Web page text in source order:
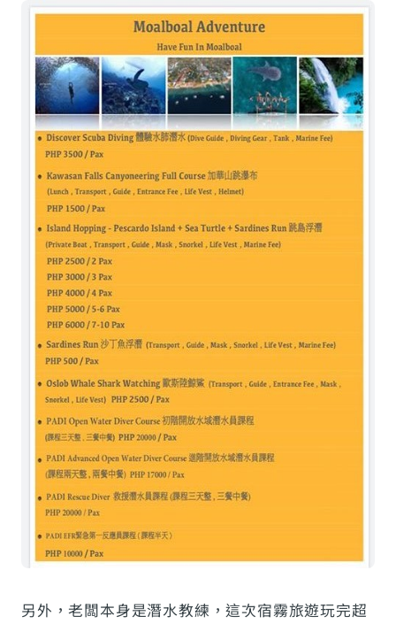
另外，老闆本身是潛水教練，這次宿霧旅遊玩完超